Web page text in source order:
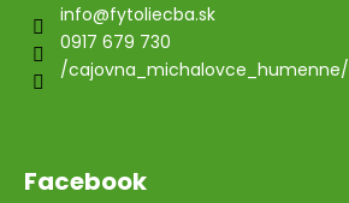
info@fytoliecba.sk
0917 679 730
/cajovna_michalovce_humenne/
Facebook